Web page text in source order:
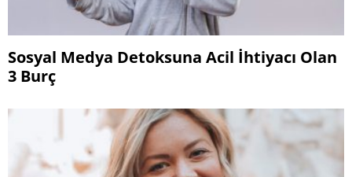
Sosyal Medya Detoksuna Acil İhtiyacı Olan
3 Burç